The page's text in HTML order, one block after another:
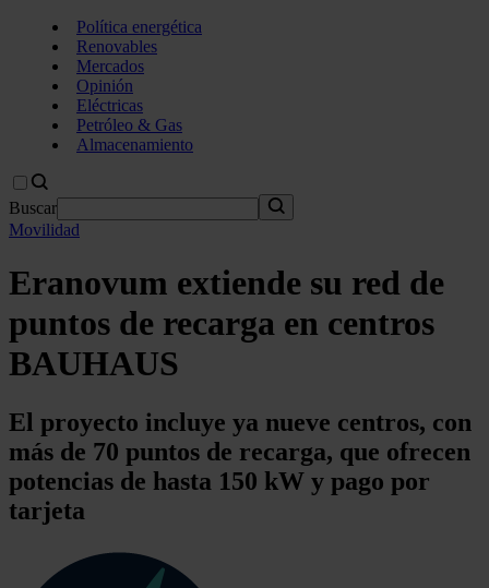
Política energética
Renovables
Mercados
Opinión
Eléctricas
Petróleo & Gas
Almacenamiento
Buscar
Movilidad
Eranovum extiende su red de
puntos de recarga en centros
BAUHAUS
El proyecto incluye ya nueve centros, con
más de 70 puntos de recarga, que ofrecen
potencias de hasta 150 kW y pago por
tarjeta